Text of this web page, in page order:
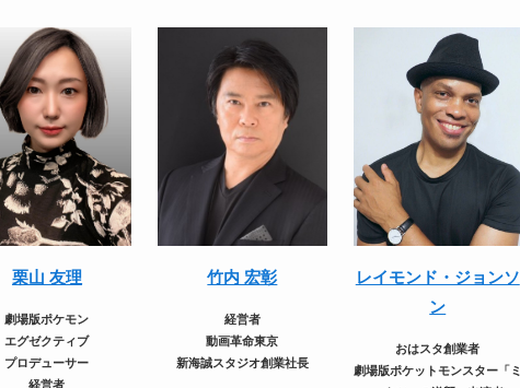
栗山 友理
劇場版ポケモン
エグゼクティブ
プロデューサー
経営者
竹内 宏彰
経営者
動画革命東京
新海誠スタジオ創業社長
レイモンド・ジョンソ
ン
おはスタ創業者
劇場版ポケットモンスター「ミ